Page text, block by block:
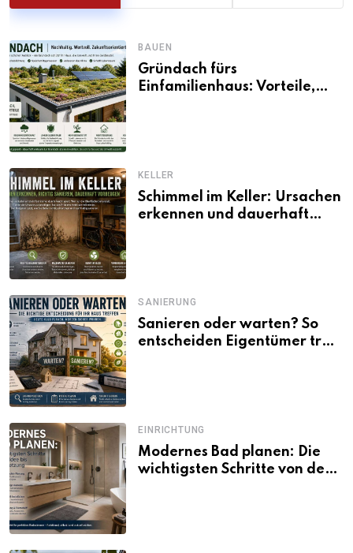
BAUEN
Gründach fürs
Einfamilienhaus: Vorteile,
KELLER
Schimmel im Keller: Ursachen
erkennen und dauerhaft
SANIERUNG
Sanieren oder warten? So
entscheiden Eigentümer trotz
EINRICHTUNG
Modernes Bad planen: Die
wichtigsten Schritte von der